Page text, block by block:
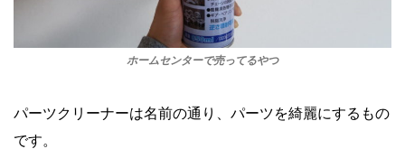
ホームセンターで売ってるやつ
パーツクリーナーは名前の通り、パーツを綺麗にするもの
です。